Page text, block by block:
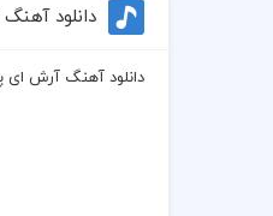
دانلود
دانلود آهنگ آرش